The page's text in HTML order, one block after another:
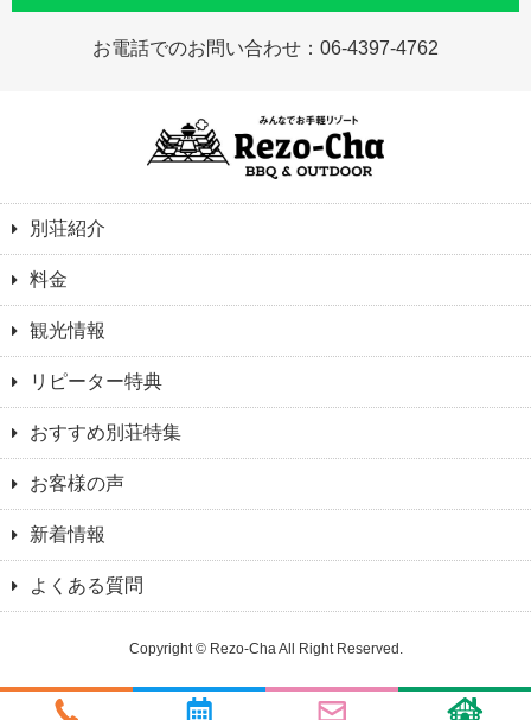
お電話でのお問い合わせ： 06-4397-4762
別荘紹介
料金
観光情報
リピーター特典
おすすめ別荘特集
お客様の声
新着情報
よくある質問
Copyright © Rezo-Cha All Right Reserved.